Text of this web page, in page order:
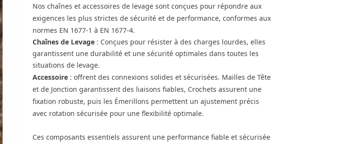
Nos chaînes et accessoires de levage sont conçues pour répondre aux
exigences les plus strictes de sécurité et de performance, conformes aux
normes EN 1677-1 à EN 1677-4.
Chaînes de Levage : Conçues pour résister à des charges lourdes, elles
garantissent une durabilité et une sécurité optimales dans toutes les
situations de levage.
Accessoire : offrent des connexions solides et sécurisées. Mailles de Tête
et de Jonction garantissent des liaisons fiables, Crochets assurent une
fixation robuste, puis les Émerillons permettent un ajustement précis
avec rotation sécurisée pour une flexibilité optimale.
Ces composants essentiels assurent une performance fiable et sécurisée